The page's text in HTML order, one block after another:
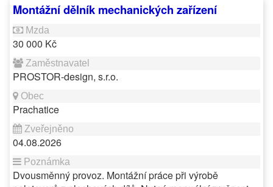
Montážní dělník mechanických zařízení
30 000 Kč
PROSTOR-design, s.r.o.
Prachatice
04.08.2026
Dvousměnný provoz. Montážní práce při výrobě